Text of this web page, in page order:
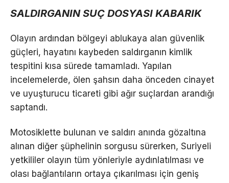
SALDIRGANIN SUÇ DOSYASI KABARIK
Olayın ardından bölgeyi ablukaya alan güvenlik
güçleri, hayatını kaybeden saldırganın kimlik
tespitini kısa sürede tamamladı. Yapılan
incelemelerde, ölen şahsın daha önceden cinayet
ve uyuşturucu ticareti gibi ağır suçlardan arandığı
saptandı.
Motosiklette bulunan ve saldırı anında gözaltına
alınan diğer şüphelinin sorgusu sürerken, Suriyeli
yetkililer olayın tüm yönleriyle aydınlatılması ve
olası bağlantıların ortaya çıkarılması için geniş